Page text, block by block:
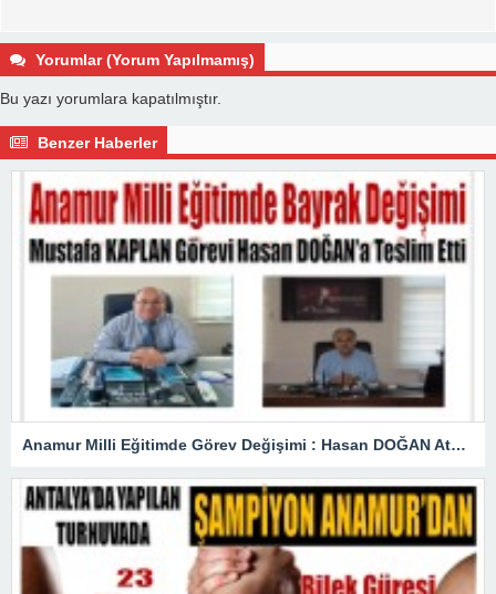
Yorumlar (Yorum Yapılmamış)
Bu yazı yorumlara kapatılmıştır.
Benzer Haberler
Anamur Milli Eğitimde Görev Değişimi : Hasan DOĞAN Atandı